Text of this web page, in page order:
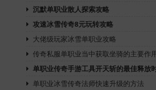
沉默单职业散人探索攻略
攻速冰雪传奇8元玩转攻略
大佬级玩家冰雪单职业攻略
传奇私服单职业当中获取坐骑的主要作
单职业传奇手游工具开天斩的最佳释放
单职业冰雪传奇法师快速升级的方法